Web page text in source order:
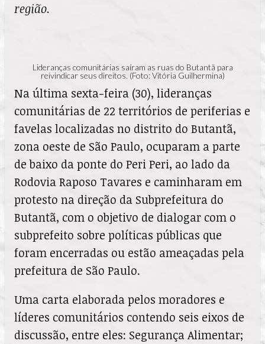
região.
Lideranças comunitárias saíram as ruas do Butantã para
reivindicar seus direitos. (Foto: Vitória Guilhermina)
Na última sexta-feira (30), lideranças
comunitárias de 22 territórios de periferias e
favelas localizadas no distrito do Butantã,
zona oeste de São Paulo, ocuparam a parte
de baixo da ponte do Peri Peri, ao lado da
Rodovia Raposo Tavares e caminharam em
protesto na direção da Subprefeitura do
Butantã, com o objetivo de dialogar com o
subprefeito sobre políticas públicas que
foram encerradas ou estão ameaçadas pela
prefeitura de São Paulo.
Uma carta elaborada pelos moradores e
líderes comunitários contendo seis eixos de
discussão, entre eles: Segurança Alimentar;